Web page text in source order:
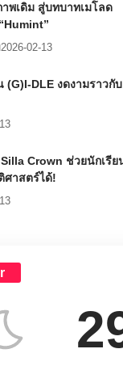
พเดิม สู่บทบาทเมโลด
2026-02-13
(G)I-DLE งดงามราวกับ
Crown ช่วยนักเรีย
ศาสตร์ได้!